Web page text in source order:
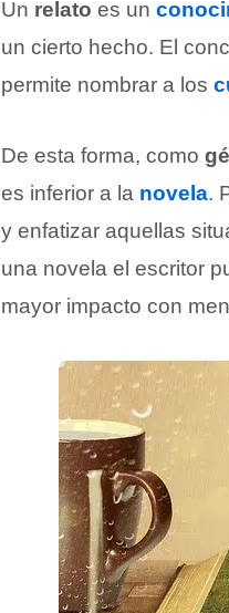
Un relato es un
un cierto hecho. El
permite nombrar a los
De esta forma, como
es inferior a la novela.
y enfatizar aquellas
una novela el escritor
mayor impacto con